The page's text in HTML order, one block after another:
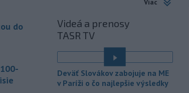
do
Golden Dome (Zlatá kupola) a v roku
2027 uskutočniť letové skúšky.
07:09 - Rokovania medzi Iránom a
Ománom o situácii v Hormuzskom
napredujú a Spojené štáty
očakávajú, že dohoda bude uzavretá
čoskoro, uviedol v piatok pre agentúru
Reuters nemenovaný americký
Viac
Videá a prenosy
TASR TV
Deväť Slovákov zabojuje na ME
v Paríži o čo najlepšie výsledky